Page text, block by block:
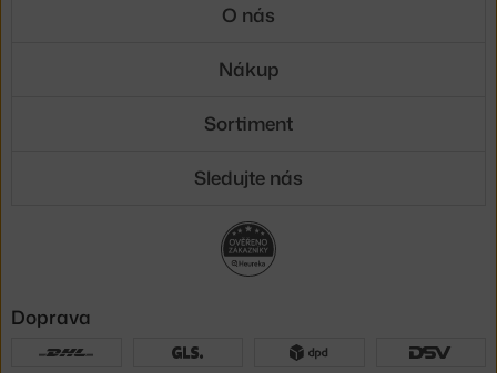
O nás
Nákup
Sortiment
Sledujte nás
Doprava